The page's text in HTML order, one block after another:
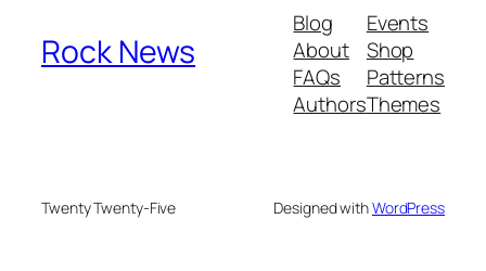
Rock News
Blog
About
FAQs
Authors
Events
Shop
Patterns
Themes
Twenty Twenty-Five Designed withWordPress